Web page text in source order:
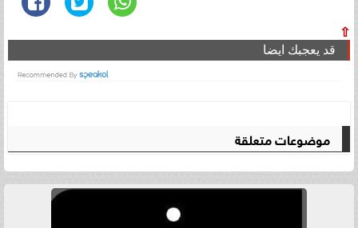
⇧
قد يعجبك ايضا
موضوعات متعلقة